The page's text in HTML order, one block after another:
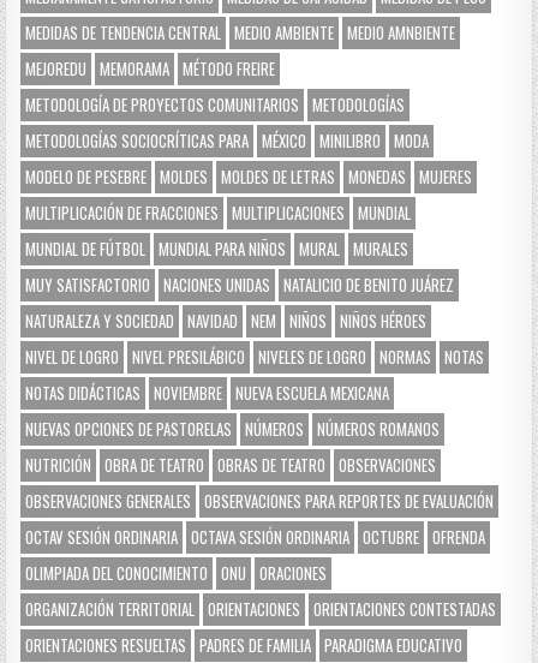
MEDIDAS DE TENDENCIA CENTRAL
MEDIO AMBIENTE MEDIO AMNBIENTE
MEJOREDU
MEMORAMA MÉTODO FREIRE
METODOLOGÍA DE PROYECTOS COMUNITARIOS
METODOLOGÍAS
METODOLOGÍAS SOCIOCRÍTICAS PARA MÉXICO MINILIBRO
MODA
MODELO DE PESEBRE MOLDES MOLDES DE LETRAS MONEDAS
MUJERES
MULTIPLICACIÓN DE FRACCIONES
MULTIPLICACIONES
MUNDIAL
MUNDIAL DE FÚTBOL
MUNDIAL PARA NIÑOS MURAL
MURALES
MUY SATISFACTORIO
NACIONES UNIDAS
NATALICIO DE BENITO JUÁREZ
NATURALEZA Y SOCIEDAD
NAVIDAD NEM NIÑOS
NIÑOS HÉROES
NIVEL DE LOGRO
NIVEL PRESILÁBICO NIVELES DE LOGRO NORMAS
NOTAS
NOTAS DIDÁCTICAS
NOVIEMBRE NUEVA ESCUELA MEXICANA
NUEVAS OPCIONES DE PASTORELAS
NÚMEROS
NÚMEROS ROMANOS
NUTRICIÓN
OBRA DE TEATRO OBRAS DE TEATRO
OBSERVACIONES
OBSERVACIONES GENERALES
OBSERVACIONES PARA REPORTES DE EVALUACIÓN
OCTAV SESIÓN ORDINARIA OCTAVA SESIÓN ORDINARIA OCTUBRE OFRENDA
OLIMPIADA DEL CONOCIMIENTO
ONU
ORACIONES
ORGANIZACIÓN TERRITORIAL
ORIENTACIONES
ORIENTACIONES CONTESTADAS
ORIENTACIONES RESUELTAS
PADRES DE FAMILIA PARADIGMA EDUCATIVO